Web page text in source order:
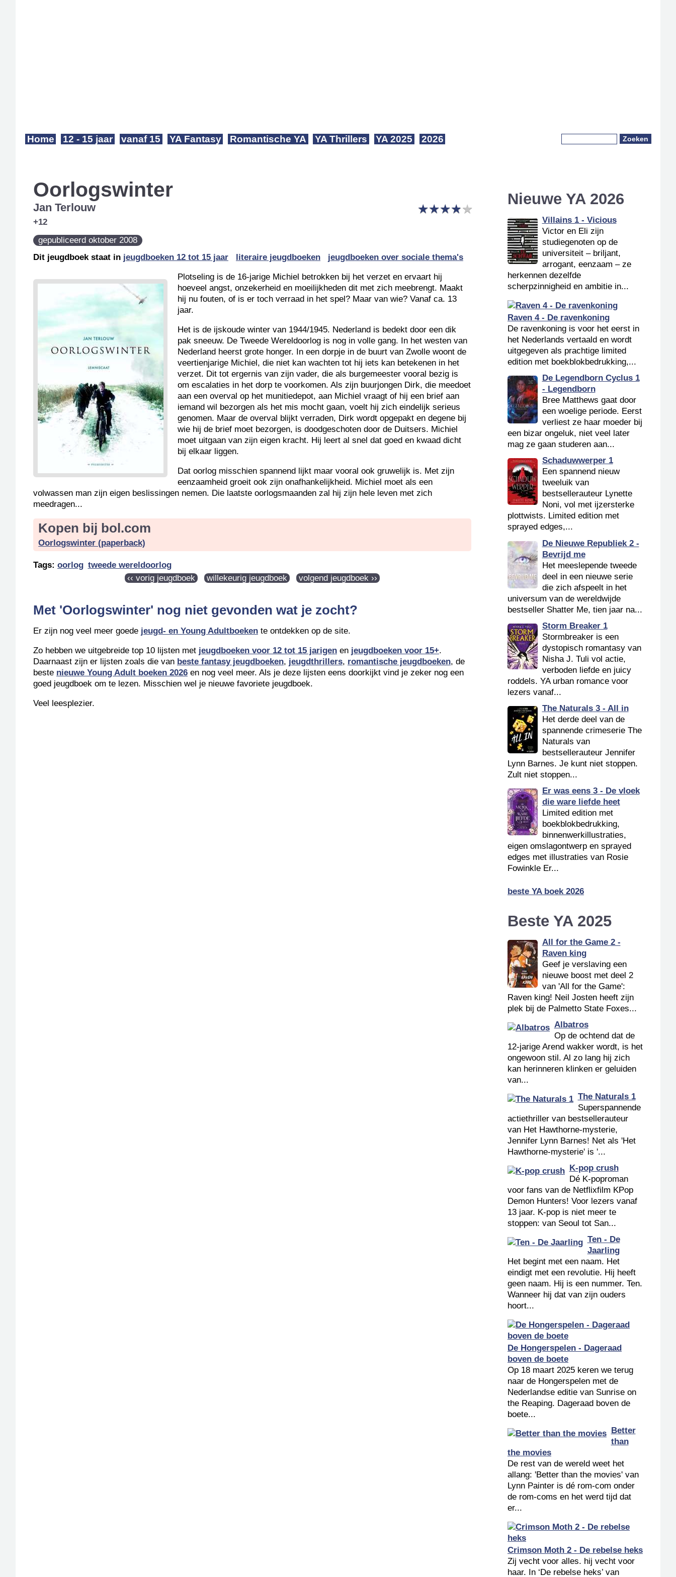
Home 12 - 15 jaar vanaf 15 YA Fantasy Romantische YA YA Thrillers YA 2025 2026
Oorlogswinter
★★★★★
★★★★★
Jan Terlouw
+12
gepubliceerd oktober 2008
Dit jeugdboek staat in jeugdboeken 12 tot 15 jaar literaire jeugdboeken jeugdboeken over sociale thema's
Plotseling is de 16-jarige Michiel betrokken bij het verzet en ervaart hij
hoeveel angst, onzekerheid en moeilijkheden dit met zich meebrengt. Maakt
hij nu fouten, of is er toch verraad in het spel? Maar van wie? Vanaf ca. 13
jaar.
Het is de ijskoude winter van 1944/1945. Nederland is bedekt door een dik
pak sneeuw. De Tweede Wereldoorlog is nog in volle gang. In het westen van
Nederland heerst grote honger. In een dorpje in de buurt van Zwolle woont de
veertienjarige Michiel, die niet kan wachten tot hij iets kan betekenen in het
verzet. Dit tot ergernis van zijn vader, die als burgemeester vooral bezig is
om escalaties in het dorp te voorkomen. Als zijn buurjongen Dirk, die meedoet
aan een overval op het munitiedepot, aan Michiel vraagt of hij een brief aan
iemand wil bezorgen als het mis mocht gaan, voelt hij zich eindelijk serieus
genomen. Maar de overval blijkt verraden, Dirk wordt opgepakt en degene bij
wie hij de brief moet bezorgen, is doodgeschoten door de Duitsers. Michiel
moet uitgaan van zijn eigen kracht. Hij leert al snel dat goed en kwaad dicht
bij elkaar liggen.
Dat oorlog misschien spannend lijkt maar vooral ook gruwelijk is. Met zijn
eenzaamheid groeit ook zijn onafhankelijkheid. Michiel moet als een
volwassen man zijn eigen beslissingen nemen. Die laatste oorlogsmaanden zal hij zijn hele leven met zich
meedragen...
Kopen bij bol.com
Oorlogswinter (paperback)
Tags: oorlog tweede wereldoorlog
‹‹ vorig jeugdboek
willekeurig jeugdboek volgend jeugdboek ››
Met 'Oorlogswinter' nog niet gevonden wat je zocht?
Er zijn nog veel meer goede jeugd- en Young Adultboeken te ontdekken op de site.
Zo hebben we uitgebreide top 10 lijsten met jeugdboeken voor 12 tot 15 jarigen en jeugdboeken voor 15+.
Daarnaast zijn er lijsten zoals die van beste fantasy jeugdboeken, jeugdthrillers, romantische jeugdboeken, de
beste nieuwe Young Adult boeken 2026 en nog veel meer. Als je deze lijsten eens doorkijkt vind je zeker nog een
goed jeugdboek om te lezen. Misschien wel je nieuwe favoriete jeugdboek.
Veel leesplezier.
Nieuwe YA 2026
Villains 1 - Vicious
Victor en Eli zijn
studiegenoten op de
universiteit – briljant,
arrogant, eenzaam – ze
herkennen dezelfde
scherpzinnigheid en ambitie in...
Raven 4 - De ravenkoning
De ravenkoning is voor het eerst in
het Nederlands vertaald en wordt
uitgegeven als prachtige limited
edition met boekblokbedrukking,...
De Legendborn Cyclus 1
- Legendborn
Bree Matthews gaat door
een woelige periode. Eerst
verliest ze haar moeder bij
een bizar ongeluk, niet veel later
mag ze gaan studeren aan...
Schaduwwerper 1
Een spannend nieuw
tweeluik van
bestsellerauteur Lynette
Noni, vol met ijzersterke
plottwists. Limited edition met
sprayed edges,...
De Nieuwe Republiek 2 -
Bevrijd me
Het meeslepende tweede
deel in een nieuwe serie
die zich afspeelt in het
universum van de wereldwijde
bestseller Shatter Me, tien jaar na...
Storm Breaker 1
Stormbreaker is een
dystopisch romantasy van
Nisha J. Tuli vol actie,
verboden liefde en juicy
roddels. YA urban romance voor
lezers vanaf...
The Naturals 3 - All in
Het derde deel van de
spannende crimeserie The
Naturals van
bestsellerauteur Jennifer
Lynn Barnes. Je kunt niet stoppen.
Zult niet stoppen...
Er was eens 3 - De vloek
die ware liefde heet
Limited edition met
boekblokbedrukking,
binnenwerkillustraties,
eigen omslagontwerp en sprayed
edges met illustraties van Rosie
Fowinkle Er...
beste YA boek 2026
Beste YA 2025
All for the Game 2 -
Raven king
Geef je verslaving een
nieuwe boost met deel 2
van 'All for the Game':
Raven king! Neil Josten heeft zijn
plek bij de Palmetto State Foxes...
Albatros
Op de ochtend dat de
12-jarige Arend wakker wordt, is het
ongewoon stil. Al zo lang hij zich
kan herinneren klinken er geluiden
van...
The Naturals 1
Superspannende
actiethriller van bestsellerauteur
van Het Hawthorne-mysterie,
Jennifer Lynn Barnes! Net als 'Het
Hawthorne-mysterie' is '...
K-pop crush
Dé K-poproman
voor fans van de Netflixfilm KPop
Demon Hunters! Voor lezers vanaf
13 jaar. K-pop is niet meer te
stoppen: van Seoul tot San...
Ten - De
Jaarling
Het begint met een naam. Het
eindigt met een revolutie. Hij heeft
geen naam. Hij is een nummer. Ten.
Wanneer hij dat van zijn ouders
hoort...
De Hongerspelen - Dageraad
boven de boete
Op 18 maart 2025 keren we terug
naar de Hongerspelen met de
Nederlandse editie van Sunrise on
the Reaping. Dageraad boven de
boete...
Better
than
the movies
De rest van de wereld weet het
allang: 'Better than the movies' van
Lynn Painter is dé rom-com onder
de rom-coms en het werd tijd dat
er...
Crimson Moth 2 - De rebelse heks
Zij vecht voor alles. hij vecht voor
haar. In ‘De rebelse heks’ van